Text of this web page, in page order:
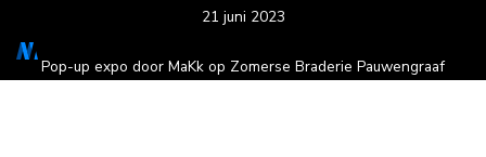
21 juni 2023